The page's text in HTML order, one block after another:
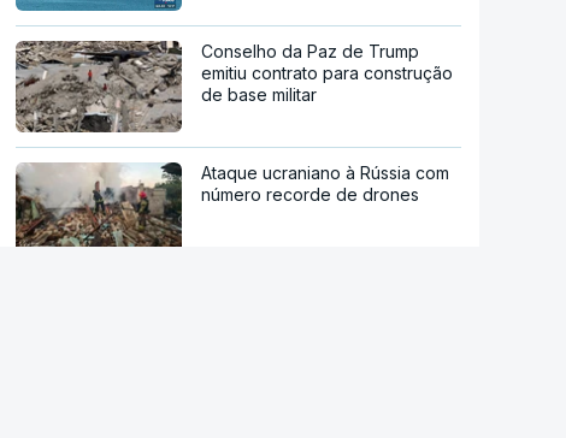
Conselho da Paz de Trump
emitiu contrato para construção
de base militar
Ataque ucraniano à Rússia com
número recorde de drones